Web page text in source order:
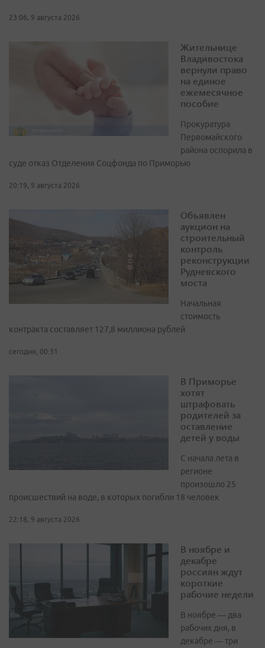
23:06, 9 августа 2026
Жительнице
Владивостока
вернули право
на единое
ежемесячное
пособие
Прокуратура
Первомайского
района оспорила в
суде отказ Отделения Соцфонда по Приморью
20:19, 9 августа 2026
Объявлен
аукцион на
строительный
контроль
реконструкции
Рудневского
моста
Начальная
стоимость
контракта составляет 127,8 миллиона рублей
сегодня, 00:31
В Приморье
хотят
штрафовать
родителей за
оставление
детей у воды
С начала лета в
регионе
произошло 25
происшествий на воде, в которых погибли 18 человек
22:18, 9 августа 2026
В ноябре и
декабре
россиян ждут
короткие
рабочие недели
В ноябре — два
рабочих дня, в
декабре — три